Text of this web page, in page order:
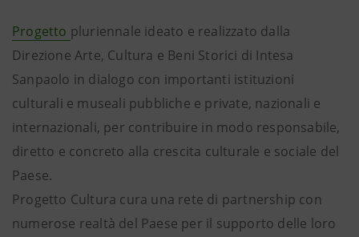
Progetto pluriennale ideato e realizzato dalla
Direzione Arte, Cultura e Beni Storici di Intesa
Sanpaolo in dialogo con importanti istituzioni
culturali e museali pubbliche e private, nazionali e
internazionali, per contribuire in modo responsabile,
diretto e concreto alla crescita culturale e sociale del
Paese.
Progetto Cultura cura una rete di partnership con
numerose realtà del Paese per il supporto delle loro